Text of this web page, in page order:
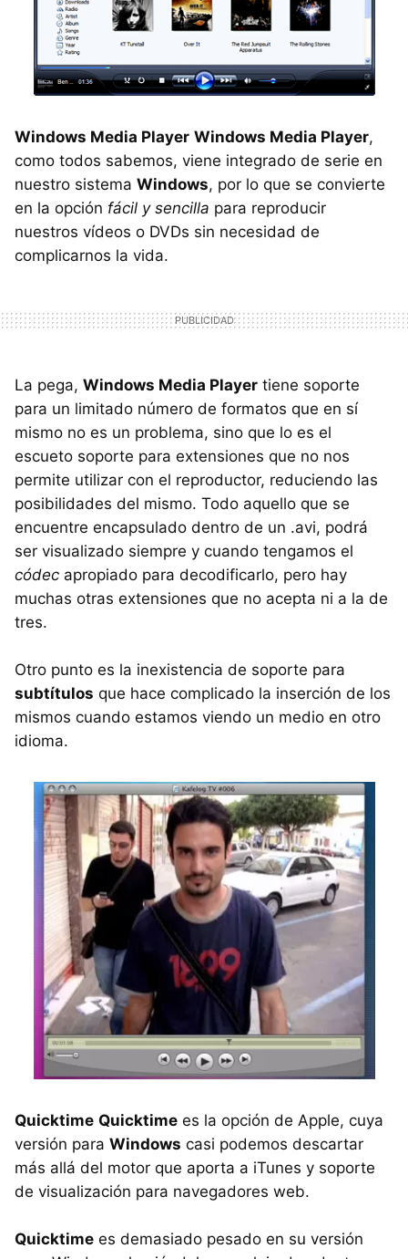
Windows Media Player Windows Media Player,
como todos sabemos, viene integrado de serie en
nuestro sistema Windows, por lo que se convierte
en la opción fácil y sencilla para reproducir
nuestros vídeos o DVDs sin necesidad de
complicarnos la vida.
La pega, Windows Media Player tiene soporte
para un limitado número de formatos que en sí
mismo no es un problema, sino que lo es el
escueto soporte para extensiones que no nos
permite utilizar con el reproductor, reduciendo las
posibilidades del mismo. Todo aquello que se
encuentre encapsulado dentro de un .avi, podrá
ser visualizado siempre y cuando tengamos el
códec apropiado para decodificarlo, pero hay
muchas otras extensiones que no acepta ni a la de
tres.
Otro punto es la inexistencia de soporte para
subtítulos que hace complicado la inserción de los
mismos cuando estamos viendo un medio en otro
idioma.
Quicktime Quicktime es la opción de Apple, cuya
versión para Windows casi podemos descartar
más allá del motor que aporta a iTunes y soporte
de visualización para navegadores web.
Quicktime es demasiado pesado en su versión